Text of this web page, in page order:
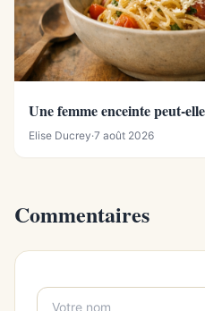
Une femme enceinte peut-
Elise Ducrey·7 août 2026
Commentaires